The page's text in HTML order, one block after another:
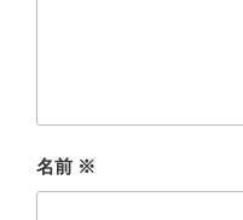
名前 ※